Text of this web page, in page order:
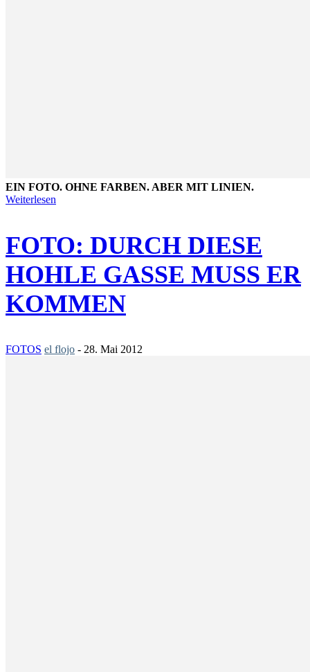
EIN FOTO. OHNE FARBEN. ABER MIT LINIEN.
Weiterlesen
FOTO: DURCH DIESE
HOHLE GASSE MUSS ER
KOMMEN
FOTOS el flojo - 28. Mai 2012